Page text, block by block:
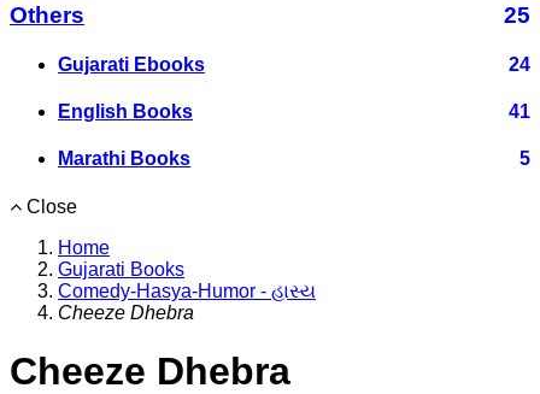
Others 25
Gujarati Ebooks 24
English Books 41
Marathi Books 5
Close
Home
Gujarati Books
Comedy-Hasya-Humor - હાસ્ય
Cheeze Dhebra
Cheeze Dhebra